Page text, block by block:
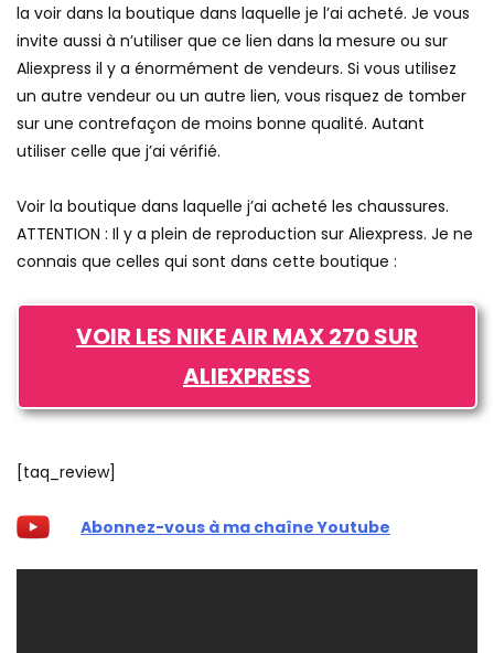
la voir dans la boutique dans laquelle je l’ai acheté. Je vous
invite aussi à n’utiliser que ce lien dans la mesure ou sur
Aliexpress il y a énormément de vendeurs. Si vous utilisez
un autre vendeur ou un autre lien, vous risquez de tomber
sur une contrefaçon de moins bonne qualité. Autant
utiliser celle que j’ai vérifié.
Voir la boutique dans laquelle j’ai acheté les chaussures.
ATTENTION : Il y a plein de reproduction sur Aliexpress. Je ne
connais que celles qui sont dans cette boutique :
VOIR LES NIKE AIR MAX 270 SUR
ALIEXPRESS
[taq_review]
Abonnez-vous à ma chaîne Youtube